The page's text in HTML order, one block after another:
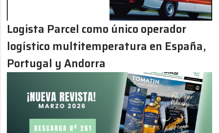
Logista Parcel como único operador
logístico multitemperatura en España,
Portugal y Andorra